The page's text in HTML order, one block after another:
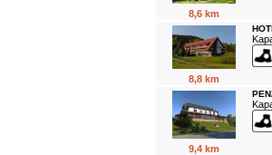
8,6 km
8,8 km
9,4 km